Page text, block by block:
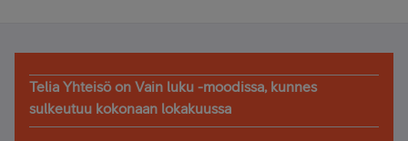
Telia Yhteisö on Vain luku -moodissa, kunnes
sulkeutuu kokonaan lokakuussa